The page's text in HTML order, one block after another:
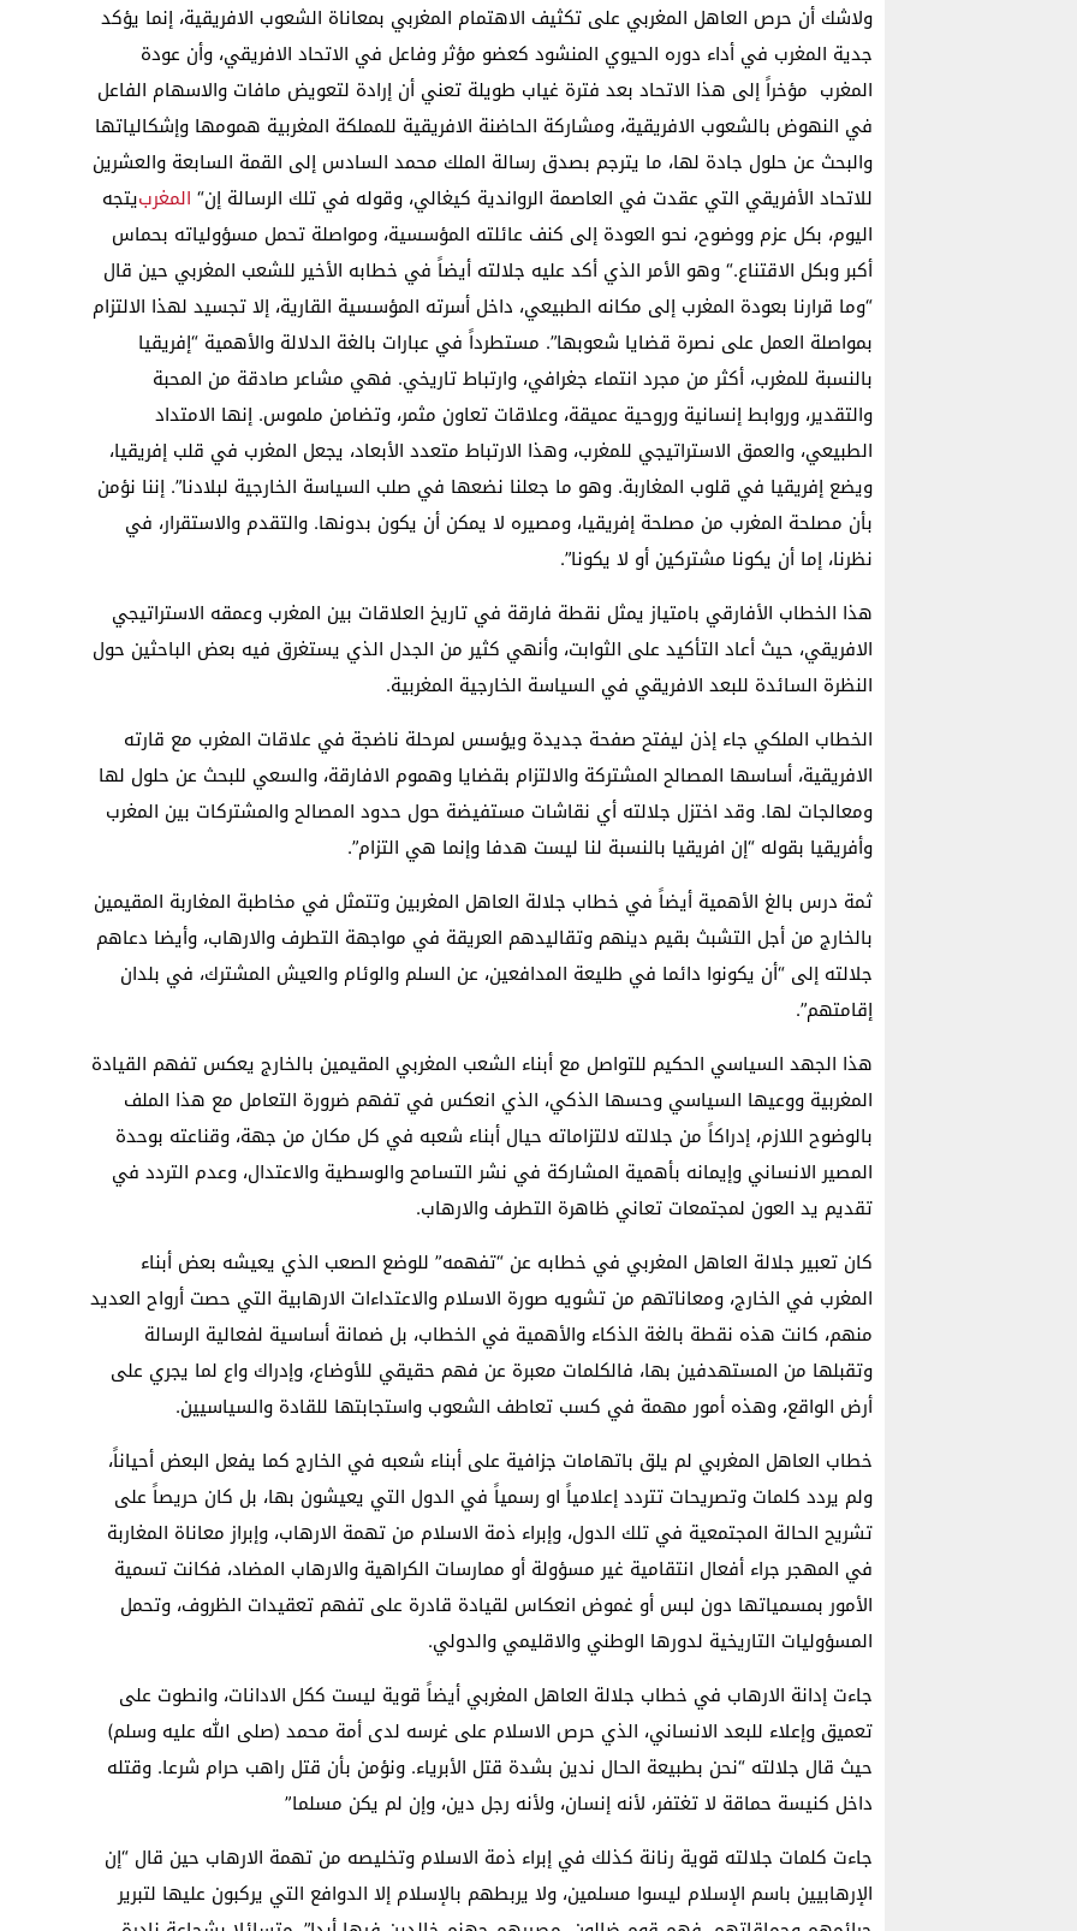
ولاشك أن حرص العاهل المغربي على تكثيف الاهتمام المغربي بمعاناة الشعوب الافريقية، إنما يؤكد
جدية المغرب في أداء دوره الحيوي المنشود كعضو مؤثر وفاعل في الاتحاد الافريقي، وأن عودة
المغرب مؤخراً إلى هذا الاتحاد بعد فترة غياب طويلة تعني أن إرادة لتعويض مافات والاسهام الفاعل
في النهوض بالشعوب الافريقية، ومشاركة الحاضنة الافريقية للمملكة المغربية همومها وإشكالياتها
والبحث عن حلول جادة لها، ما يترجم بصدق رسالة الملك محمد السادس إلى القمة السابعة والعشرين
للاتحاد الأفريقي التي عقدت في العاصمة الرواندية كيغالي، وقوله في تلك الرسالة إن“ المغربيتجه
اليوم، بكل عزم ووضوح، نحو العودة إلى كنف عائلته المؤسسية، ومواصلة تحمل مسؤولياته بحماس
أكبر وبكل الاقتناع“.وهو الأمر الذي أكد عليه جلالته أيضاً في خطابه الأخير للشعب المغربي حين قال
“وما قرارنا بعودة المغرب إلى مكانه الطبيعي، داخل أسرته المؤسسية القارية، إلا تجسيد لهذا الالتزام
بمواصلة العمل على نصرة قضايا شعوبها”. مستطرداً في عبارات بالغة الدلالة والأهمية “إفريقيا
بالنسبة للمغرب، أكثر من مجرد انتماء جغرافي، وارتباط تاريخي. فهي مشاعر صادقة من المحبة
والتقدير، وروابط إنسانية وروحية عميقة، وعلاقات تعاون مثمر، وتضامن ملموس. إنها الامتداد
الطبيعي، والعمق الاستراتيجي للمغرب، وهذا الارتباط متعدد الأبعاد، يجعل المغرب في قلب إفريقيا،
ويضع إفريقيا في قلوب المغاربة. وهو ما جعلنا نضعها في صلب السياسة الخارجية لبلادنا”. إننا نؤمن
بأن مصلحة المغرب من مصلحة إفريقيا، ومصيره لا يمكن أن يكون بدونها. والتقدم والاستقرار، في
نظرنا، إما أن يكونا مشتركين أو لا يكونا”.
هذا الخطاب الأفارقي بامتياز يمثل نقطة فارقة في تاريخ العلاقات بين المغرب وعمقه الاستراتيجي
الافريقي، حيث أعاد التأكيد على الثوابت، وأنهي كثير من الجدل الذي يستغرق فيه بعض الباحثين حول
النظرة السائدة للبعد الافريقي في السياسة الخارجية المغربية.
الخطاب الملكي جاء إذن ليفتح صفحة جديدة ويؤسس لمرحلة ناضجة في علاقات المغرب مع قارته
الافريقية، أساسها المصالح المشتركة والالتزام بقضايا وهموم الافارقة، والسعي للبحث عن حلول لها
ومعالجات لها. وقد اختزل جلالته أي نقاشات مستفيضة حول حدود المصالح والمشتركات بين المغرب
وأفريقيا بقوله “إن افريقيا بالنسبة لنا ليست هدفا وإنما هي التزام”.
ثمة درس بالغ الأهمية أيضاً في خطاب جلالة العاهل المغربين وتتمثل في مخاطبة المغاربة المقيمين
بالخارج من أجل التشبث بقيم دينهم وتقاليدهم العريقة في مواجهة التطرف والارهاب، وأيضا دعاهم
جلالته إلى “أن يكونوا دائما في طليعة المدافعين، عن السلم والوئام والعيش المشترك، في بلدان
إقامتهم”.
هذا الجهد السياسي الحكيم للتواصل مع أبناء الشعب المغربي المقيمين بالخارج يعكس تفهم القيادة
المغربية ووعيها السياسي وحسها الذكي، الذي انعكس في تفهم ضرورة التعامل مع هذا الملف
بالوضوح اللازم، إدراكاً من جلالته لالتزاماته حيال أبناء شعبه في كل مكان من جهة، وقناعته بوحدة
المصير الانساني وإيمانه بأهمية المشاركة في نشر التسامح والوسطية والاعتدال، وعدم التردد في
تقديم يد العون لمجتمعات تعاني ظاهرة التطرف والارهاب.
كان تعبير جلالة العاهل المغربي في خطابه عن “تفهمه” للوضع الصعب الذي يعيشه بعض أبناء
المغرب في الخارج، ومعاناتهم من تشويه صورة الاسلام والاعتداءات الارهابية التي حصت أرواح العديد
منهم، كانت هذه نقطة بالغة الذكاء والأهمية في الخطاب، بل ضمانة أساسية لفعالية الرسالة
وتقبلها من المستهدفين بها، فالكلمات معبرة عن فهم حقيقي للأوضاع، وإدراك واع لما يجري على
أرض الواقع، وهذه أمور مهمة في كسب تعاطف الشعوب واستجابتها للقادة والسياسيين.
خطاب العاهل المغربي لم يلق باتهامات جزافية على أبناء شعبه في الخارج كما يفعل البعض أحياناً،
ولم يردد كلمات وتصريحات تتردد إعلامياً او رسمياً في الدول التي يعيشون بها، بل كان حريصاً على
تشريح الحالة المجتمعية في تلك الدول، وإبراء ذمة الاسلام من تهمة الارهاب، وإبراز معاناة المغاربة
في المهجر جراء أفعال انتقامية غير مسؤولة أو ممارسات الكراهية والارهاب المضاد، فكانت تسمية
الأمور بمسمياتها دون لبس أو غموض انعكاس لقيادة قادرة على تفهم تعقيدات الظروف، وتحمل
المسؤوليات التاريخية لدورها الوطني والاقليمي والدولي.
جاءت إدانة الارهاب في خطاب جلالة العاهل المغربي أيضاً قوية ليست ككل الادانات، وانطوت على
تعميق وإعلاء للبعد الانساني، الذي حرص الاسلام على غرسه لدى أمة محمد (صلى الله عليه وسلم)
حيث قال جلالته “نحن بطبيعة الحال ندين بشدة قتل الأبرياء. ونؤمن بأن قتل راهب حرام شرعا. وقتله
داخل كنيسة حماقة لا تغتفر، لأنه إنسان، ولأنه رجل دين، وإن لم يكن مسلما”
جاءت كلمات جلالته قوية رنانة كذلك في إبراء ذمة الاسلام وتخليصه من تهمة الارهاب حين قال “إن
الإرهابيين باسم الإسلام ليسوا مسلمين، ولا يربطهم بالإسلام إلا الدوافع التي يركبون عليها لتبرير